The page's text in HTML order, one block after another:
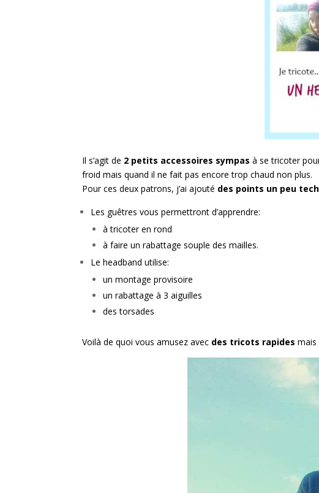
Il s’agit de 2 petits accessoires sympas à se tricoter
froid mais quand il ne fait pas encore trop chaud non plus.
Pour ces deux patrons, j’ai ajouté des points un peu
Les guêtres vous permettront d’apprendre:
à tricoter en rond
à faire un rabattage souple des mailles.
Le headband utilise:
un montage provisoire
un rabattage à 3 aiguilles
des torsades
Voilà de quoi vous amusez avec des tricots rapides mais